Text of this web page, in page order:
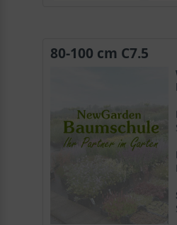
80-100 cm C7.5